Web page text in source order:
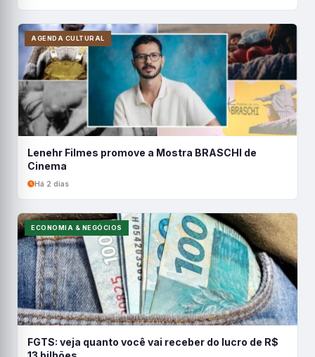
AGENDA CULTURAL
Lenehr Filmes promove a Mostra BRASCHI de
Cinema
Há 2 dias
ECONOMIA & NEGÓCIOS
FGTS: veja quanto você vai receber do lucro de R$